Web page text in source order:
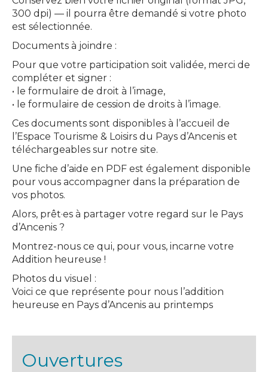
300 dpi) — il pourra être demandé si votre photo
est sélectionnée.
Documents à joindre :
Pour que votre participation soit validée, merci de
compléter et signer :
• le formulaire de droit à l’image,
• le formulaire de cession de droits à l’image.
Ces documents sont disponibles à l’accueil de
l’Espace Tourisme & Loisirs du Pays d’Ancenis et
téléchargeables sur notre site.
Une fiche d’aide en PDF est également disponible
pour vous accompagner dans la préparation de
vos photos.
Alors, prêt·es à partager votre regard sur le Pays
d’Ancenis ?
Montrez-nous ce qui, pour vous, incarne votre
Addition heureuse !
Photos du visuel :
Voici ce que représente pour nous l’addition
heureuse en Pays d’Ancenis au printemps
Ouvertures